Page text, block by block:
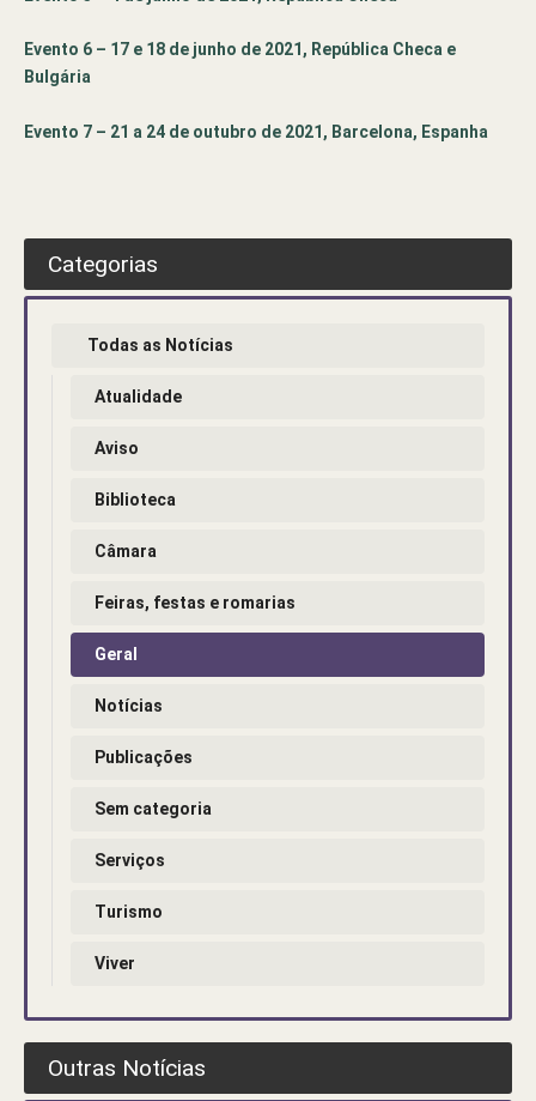
Evento 6 – 17 e 18 de junho de 2021, República Checa e
Bulgária
Evento 7 – 21 a 24 de outubro de 2021, Barcelona, Espanha
Categorias
Todas as Notícias
Atualidade
Aviso
Biblioteca
Câmara
Feiras, festas e romarias
Geral
Notícias
Publicações
Sem categoria
Serviços
Turismo
Viver
Outras Notícias